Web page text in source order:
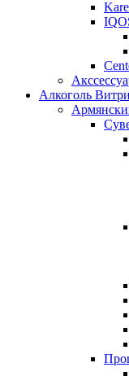
Алкоголь